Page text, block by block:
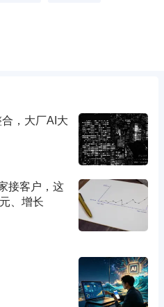
，大厂AI大
接客户，这
、增长